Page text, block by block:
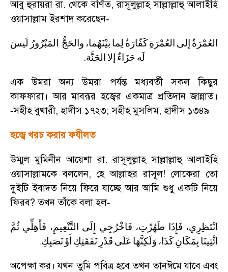
আবু হুরায়রা রা. থেকে বর্ণিত,রাসূলুল্লাহ সাল্লাল্লাহু আলাইহি
ওয়াসাল্লাম ইরশাদ করেছেন-
العُمْرَةُ إلى العُمْرَةِكَفّارَةٌ لِما بيْنَهُما، والحَجُّ المَبْرُورُ لَيسَ
لَه جَزَاءٌ إلا الجَنَّة.
এক উমরা অন্য উমরা পর্যন্ত মধ্যবর্তী সকল কিছুর
কাফফারা। আর মাবরূর হজ্বের একমাত্র প্রতিদান জান্নাত।
-সহীহ বুখারী,হাদীস ১৭২৩;সহীহ মুসলিম,হাদীস ১৩৪৯
হজ্বে খরচ করার ফযীলত
উম্মুল মুমিনীন আয়েশা রা. রাসূলুল্লাহ সাল্লাল্লাহু আলাইহি
ওয়াসাল্লামকে বললেন, হে আল্লাহর রাসূল! লোকেরা তো
দুইটি ইবাদত নিয়ে ফিরে যাচ্ছে আর আমি শুধু একটি নিয়ে
ফিরব?তখন তাঁকে বলা হল-
انْتَظِرِي، فَإِذَا طَهُرْتِ، فَاخْرُجِي إِلَى التَّنْعِيمِ، فَأَهِلِّي ثُمَّ
ائْتِينَا بِمَكَانِكَذَا، وَلَكِنَّهَا عَلَى قَدْرِ نَفَقَتِكِ أَوْنَصَبِكِ.
অপেক্ষা কর। যখন তুমি পবিত্র হবে তখন তানঈমে যাবে এবং